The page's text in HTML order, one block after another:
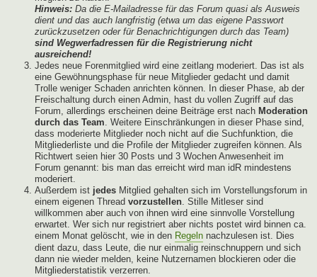
Hinweis: Da die E-Mailadresse für das Forum quasi als Ausweis
dient und das auch langfristig (etwa um das eigene Passwort
zurückzusetzen oder für Benachrichtigungen durch das Team)
sind Wegwerfadressen für die Registrierung nicht
ausreichend!
Jedes neue Forenmitglied wird eine zeitlang moderiert. Das ist als
eine Gewöhnungsphase für neue Mitglieder gedacht und damit
Trolle weniger Schaden anrichten können. In dieser Phase, ab der
Freischaltung durch einen Admin, hast du vollen Zugriff auf das
Forum, allerdings erscheinen deine Beiträge erst nach Moderation
durch das Team. Weitere Einschränkungen in dieser Phase sind,
dass moderierte Mitglieder noch nicht auf die Suchfunktion, die
Mitgliederliste und die Profile der Mitglieder zugreifen können. Als
Richtwert seien hier 30 Posts und 3 Wochen Anwesenheit im
Forum genannt: bis man das erreicht wird man idR mindestens
moderiert.
Außerdem ist jedes Mitglied gehalten sich im Vorstellungsforum in
einem eigenen Thread vorzustellen. Stille Mitleser sind
willkommen aber auch von ihnen wird eine sinnvolle Vorstellung
erwartet. Wer sich nur registriert aber nichts postet wird binnen ca.
einem Monat gelöscht, wie in den Regeln nachzulesen ist. Dies
dient dazu, dass Leute, die nur einmalig reinschnuppern und sich
dann nie wieder melden, keine Nutzernamen blockieren oder die
Mitgliederstatistik verzerren.